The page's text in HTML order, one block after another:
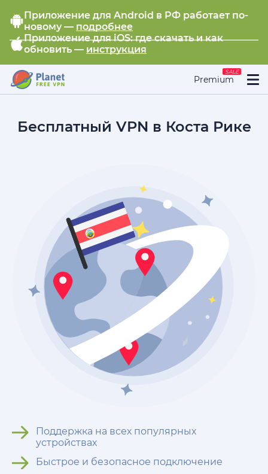
Приложение для Android в РФ работает по-
новому — подробнее
Приложение для iOS: где скачать и как
обновить — инструкция
Premium
SALE
Бесплатный VPN в Коста Рике
Поддержка на всех популярных
устройствах
Быстрое и безопасное подключение